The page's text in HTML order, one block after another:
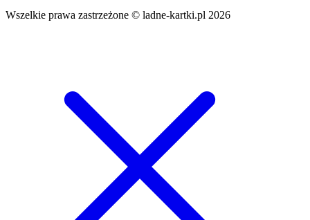
Wszelkie prawa zastrzeżone © ladne-kartki.pl 2026